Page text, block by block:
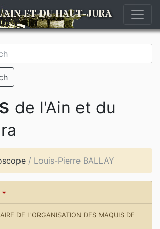
ET DU HAUT-JURA
de l'Ain et du
/ Louis-Pierre BALLAY
DE L'ORGANISATION DES MAQUIS DE